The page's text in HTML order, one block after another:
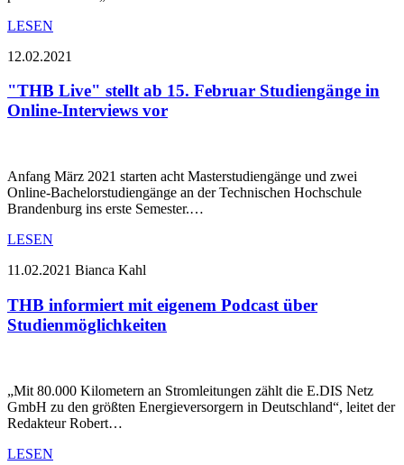
LESEN
12.02.2021
"THB Live" stellt ab 15. Februar Studiengänge in
Online-Interviews vor
Anfang März 2021 starten acht Masterstudiengänge und zwei
Online-Bachelorstudiengänge an der Technischen Hochschule
Brandenburg ins erste Semester.…
LESEN
11.02.2021 Bianca Kahl
THB informiert mit eigenem Podcast über
Studienmöglichkeiten
„Mit 80.000 Kilometern an Stromleitungen zählt die E.DIS Netz
GmbH zu den größten Energieversorgern in Deutschland“, leitet der
Redakteur Robert…
LESEN